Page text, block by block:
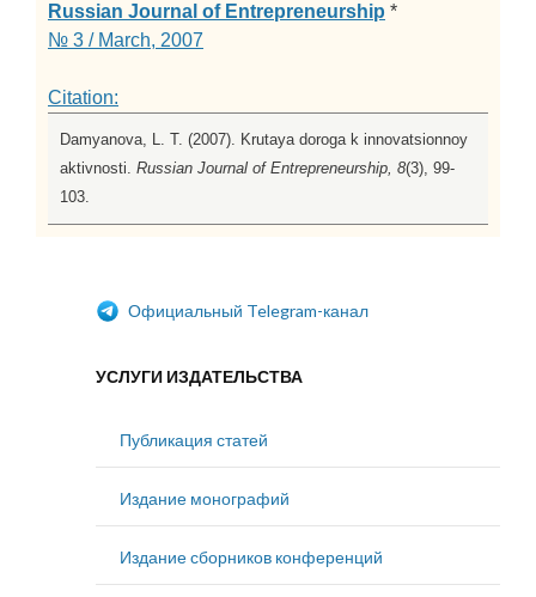
Russian Journal of Entrepreneurship *
№ 3 / March, 2007
Citation:
Damyanova, L. T. (2007). Krutaya doroga k innovatsionnoy
aktivnosti. Russian Journal of Entrepreneurship, 8(3), 99-
103.
Официальный Telegram-канал
УСЛУГИ ИЗДАТЕЛЬСТВА
Публикация статей
Издание монографий
Издание сборников конференций